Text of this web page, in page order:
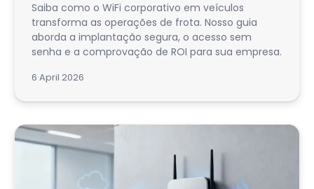
Saiba como o WiFi corporativo em veículos
transforma as operações de frota. Nosso guia
aborda a implantação segura, o acesso sem
senha e a comprovação de ROI para sua empresa.
6 April 2026